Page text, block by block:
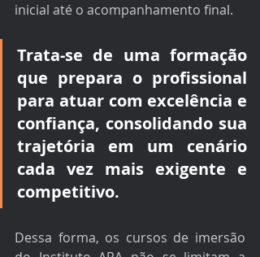
inicial até o acompanhamento final.
Trata-se de uma formação
que prepara o profissional
para atuar com excelência e
confiança, consolidando sua
trajetória em um cenário
cada vez mais exigente e
competitivo.
Dessa forma, os cursos de imersão